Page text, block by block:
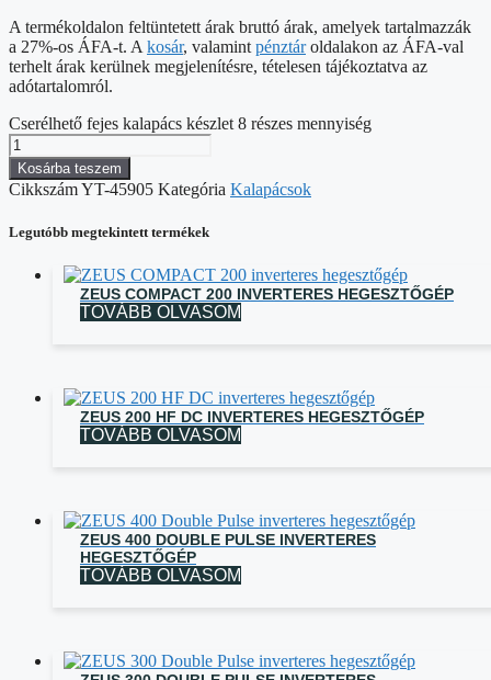
A termékoldalon feltüntetett árak bruttó árak, amelyek tartalmazzák
a 27%-os ÁFA-t. A kosár, valamint pénztároldalakon az ÁFA-val
terhelt árak kerülnek megjelenítésre, tételesen tájékoztatva az
adótartalomról.
Cserélhető fejes kalapács készlet 8 részes mennyiség
Kosárba teszem
CikkszámYT-45905 Kategória Kalapácsok
Legutóbb megtekintett termékek
ZEUS COMPACT 200 INVERTERES HEGESZTŐGÉP
TOVÁBB OLVASOM
ZEUS 200 HF DC INVERTERES HEGESZTŐGÉP
TOVÁBB OLVASOM
ZEUS 400 DOUBLE PULSE INVERTERES
HEGESZTŐGÉP
TOVÁBB OLVASOM